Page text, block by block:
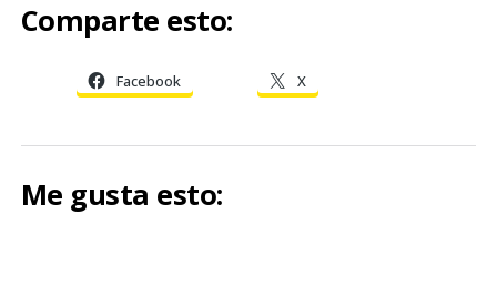
Comparte esto:
Facebook X
Me gusta esto: